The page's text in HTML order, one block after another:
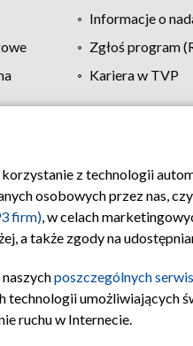
Informacje o
Zgłoś program
Kariera w TVP
prywatności Moje
z technologii
osobowych przez nas,
firm), w celach
a także zgody na
poszczególnych
umożliwiających
ruchu w Internecie.